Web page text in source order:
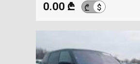
0.00 ₾ ₾ $